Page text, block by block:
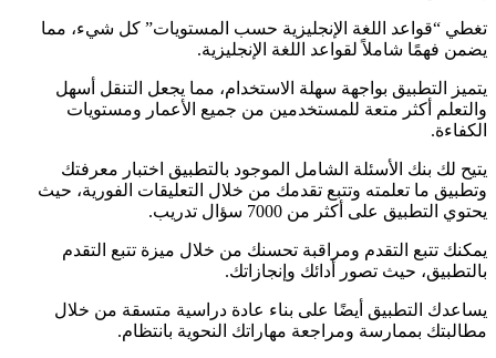
تغطي “قواعد اللغة الإنجليزية حسب المستويات” كل شيء، مما
يضمن فهمًا شاملاً لقواعد اللغة الإنجليزية.
يتميز التطبيق بواجهة سهلة الاستخدام، مما يجعل التنقل أسهل
والتعلم أكثر متعة للمستخدمين من جميع الأعمار ومستويات
الكفاءة.
يتيح لك بنك الأسئلة الشامل الموجود بالتطبيق اختبار معرفتك
وتطبيق ما تعلمته وتتبع تقدمك من خلال التعليقات الفورية، حيث
يحتوي التطبيق على أكثر من 7000 سؤال تدريب.
يمكنك تتبع التقدم ومراقبة تحسنك من خلال ميزة تتبع التقدم
بالتطبيق، حيث تصور أدائك وإنجازاتك.
يساعدك التطبيق أيضًا على بناء عادة دراسية متسقة من خلال
مطالبتك بممارسة ومراجعة مهاراتك النحوية بانتظام.